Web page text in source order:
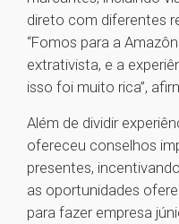
direto com diferentes
“Fomos para a
extrativista, e a
isso foi muito rica”,
Além de dividir
ofereceu conselhos
presentes,
as oportunidades
para fazer empresa